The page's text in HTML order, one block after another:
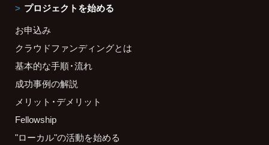
プロジェクトを始める
お申込み
クラウドファンディングとは
基本的な手順・流れ
成功事例の解説
メリット・デメリット
Fellowship
"ローカル"の活動を始める